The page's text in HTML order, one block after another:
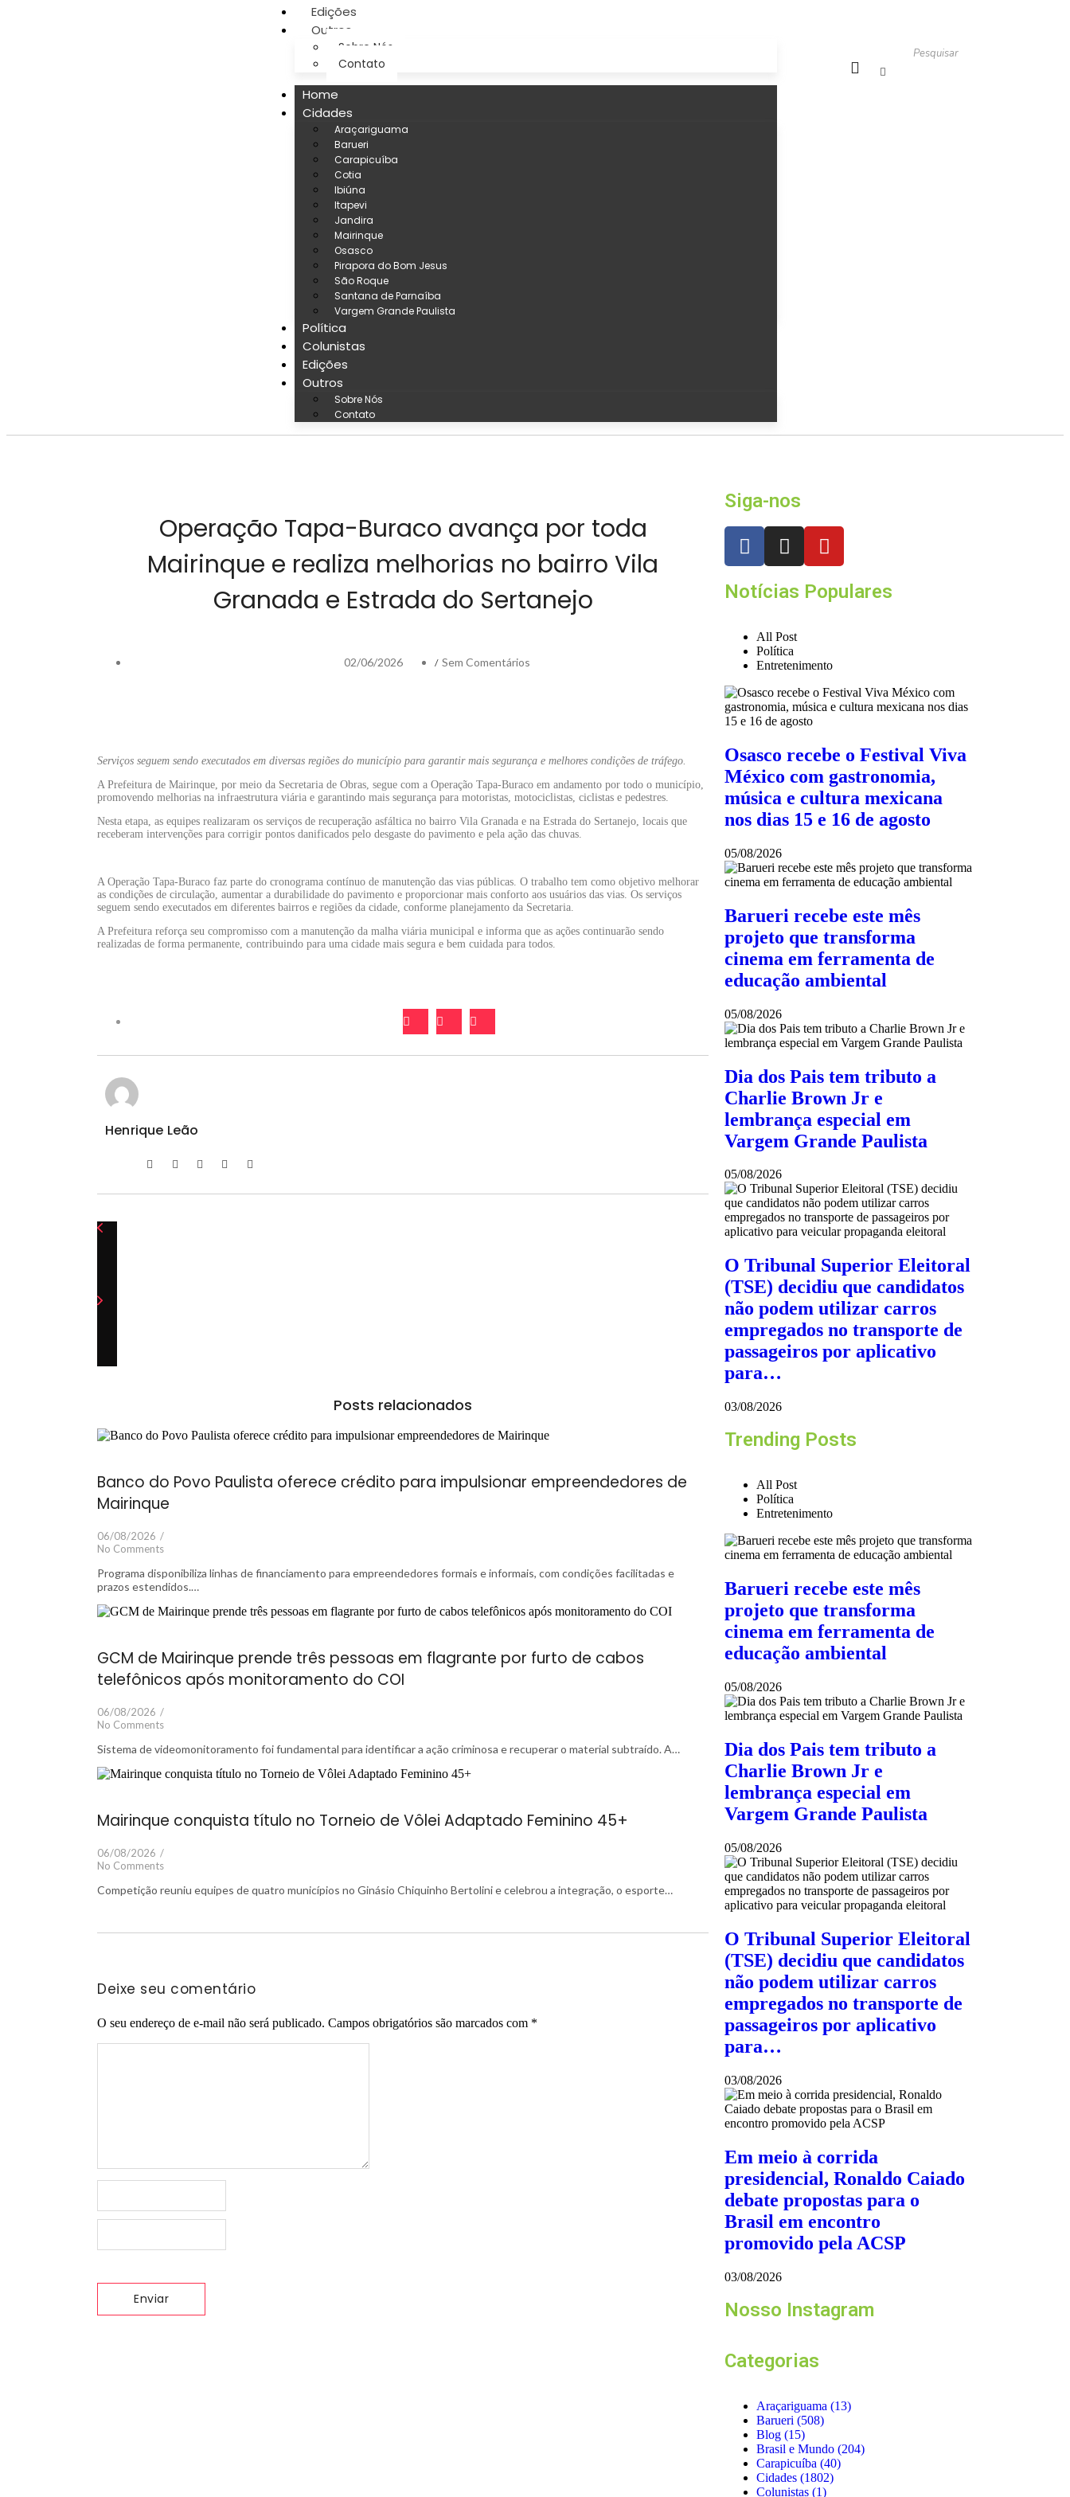
Edições
Outros
Sobre Nós
Contato
Home
Cidades
Araçariguama
Barueri
Carapicuíba
Cotia
Ibiúna
Itapevi
Jandira
Mairinque
Osasco
Pirapora do Bom Jesus
São Roque
Santana de Parnaíba
Vargem Grande Paulista
Política
Colunistas
Edições
Outros
Sobre Nós
Contato
Operação Tapa-Buraco avança por toda
Mairinque e realiza melhorias no bairro Vila
Granada e Estrada do Sertanejo
02/06/2026 / Sem Comentários
Serviços seguem sendo executados em diversas regiões do município para garantir mais segurança e melhores condições de tráfego.
A Prefeitura de Mairinque, por meio da Secretaria de Obras, segue com a Operação Tapa-Buraco em andamento por todo o município,
promovendo melhorias na infraestrutura viária e garantindo mais segurança para motoristas, motociclistas, ciclistas e pedestres.
Nesta etapa, as equipes realizaram os serviços de recuperação asfáltica no bairro Vila Granada e na Estrada do Sertanejo, locais que
receberam intervenções para corrigir pontos danificados pelo desgaste do pavimento e pela ação das chuvas.
A Operação Tapa-Buraco faz parte do cronograma contínuo de manutenção das vias públicas. O trabalho tem como objetivo melhorar
as condições de circulação, aumentar a durabilidade do pavimento e proporcionar mais conforto aos usuários das vias. Os serviços
seguem sendo executados em diferentes bairros e regiões da cidade, conforme planejamento da Secretaria.
A Prefeitura reforça seu compromisso com a manutenção da malha viária municipal e informa que as ações continuarão sendo
realizadas de forma permanente, contribuindo para uma cidade mais segura e bem cuidada para todos.
Henrique Leão
Posts relacionados
Banco do Povo Paulista oferece crédito para impulsionar empreendedores de
Mairinque
06/08/2026 /
No Comments
Programa disponibiliza linhas de financiamento para empreendedores formais e informais, com condições facilitadas e
prazos estendidos.…
GCM de Mairinque prende três pessoas em flagrante por furto de cabos
telefônicos após monitoramento do COI
06/08/2026 /
No Comments
Sistema de videomonitoramento foi fundamental para identificar a ação criminosa e recuperar o material subtraído. A…
Mairinque conquista título no Torneio de Vôlei Adaptado Feminino 45+
06/08/2026 /
No Comments
Competição reuniu equipes de quatro municípios no Ginásio Chiquinho Bertolini e celebrou a integração, o esporte…
Deixe seu comentário
O seu endereço de e-mail não será publicado. Campos obrigatórios são marcados com *
Siga-nos
Notícias Populares
All Post
Política
Entretenimento
Osasco recebe o Festival Viva
México com gastronomia,
música e cultura mexicana
nos dias 15 e 16 de agosto
05/08/2026
Barueri recebe este mês
projeto que transforma
cinema em ferramenta de
educação ambiental
05/08/2026
Dia dos Pais tem tributo a
Charlie Brown Jr e
lembrança especial em
Vargem Grande Paulista
05/08/2026
O Tribunal Superior Eleitoral
(TSE) decidiu que candidatos
não podem utilizar carros
empregados no transporte de
passageiros por aplicativo
para…
03/08/2026
Trending Posts
All Post
Política
Entretenimento
Barueri recebe este mês
projeto que transforma
cinema em ferramenta de
educação ambiental
05/08/2026
Dia dos Pais tem tributo a
Charlie Brown Jr e
lembrança especial em
Vargem Grande Paulista
05/08/2026
O Tribunal Superior Eleitoral
(TSE) decidiu que candidatos
não podem utilizar carros
empregados no transporte de
passageiros por aplicativo
para…
03/08/2026
Em meio à corrida
presidencial, Ronaldo Caiado
debate propostas para o
Brasil em encontro
promovido pela ACSP
03/08/2026
Nosso Instagram
Categorias
Araçariguama (13)
Barueri (508)
Blog (15)
Brasil e Mundo (204)
Carapicuíba (40)
Cidades (1802)
Colunistas (1)